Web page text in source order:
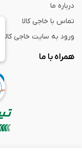
درباره ما
تماس با خاجی کالا
ورود به سایت خاجی‌ کالا
همراه با ما